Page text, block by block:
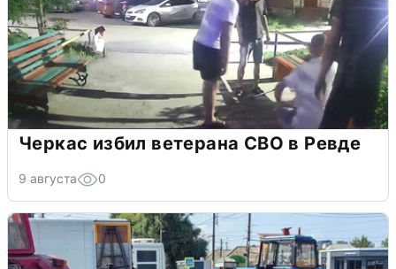
Черкас избил ветерана СВО в Ревде
9 августа 0